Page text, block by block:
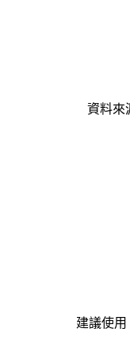
資料來
建議使用